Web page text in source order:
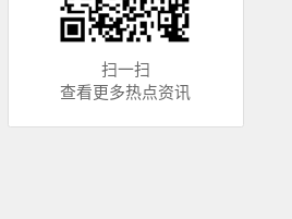
扫一扫
查看更多热点资讯